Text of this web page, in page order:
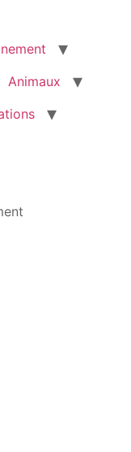
Animaux